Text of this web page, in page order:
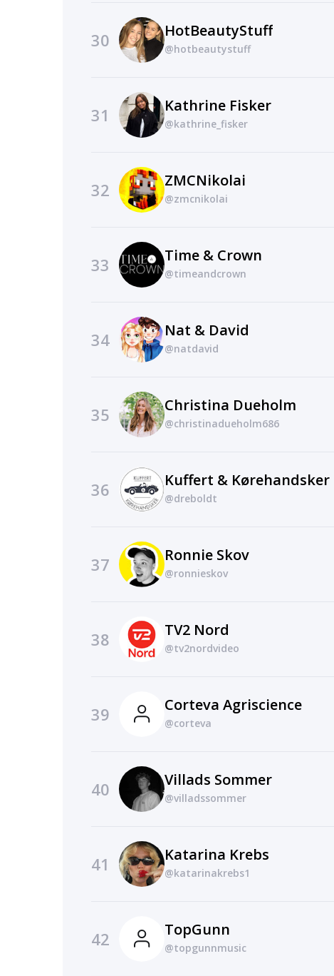
30 HotBeautyStuff
@hotbeautystuff
31 Kathrine Fisker
@kathrine_fisker
32 ZMCNikolai
@zmcnikolai
33 Time & Crown
@timeandcrown
34 Nat & David
@natdavid
35 Christina Dueholm
@christinadueholm686
36 Kuffert & Kørehandsker
@dreboldt
37 Ronnie Skov
@ronnieskov
38 TV2 Nord
@tv2nordvideo
39 Corteva Agriscience
@corteva
40 Villads Sommer
@villadssommer
41 Katarina Krebs
@katarinakrebs1
42 TopGunn
@topgunnmusic